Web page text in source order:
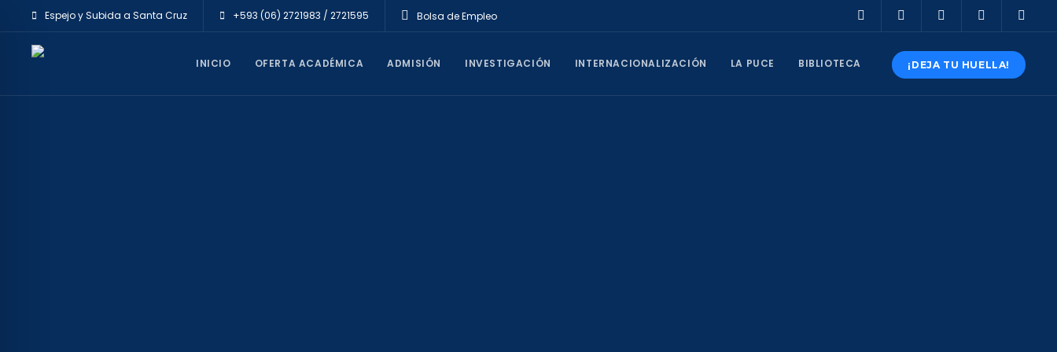
Espejo y Subida a Santa Cruz +593 (06) 2721983 / 2721595 Bolsa de Empleo
INICIO OFERTA ACADÉMICA ADMISIÓN INVESTIGACIÓN INTERNACIONALIZACIÓN LA PUCE BIBLIOTECA ¡DEJA TU HUELLA!